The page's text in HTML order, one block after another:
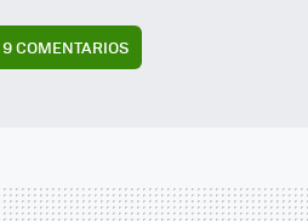
9 COMENTARIOS